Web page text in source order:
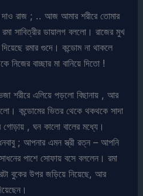
দাও রাজ ; .. আজ আমার শরীরে তোমার
সাবিত্রীর ডায়ালগ বললো। রাজের মুখ
রমার গুদে। কন্ডোম না থাকলে
বাচ্ছার মা বানিয়ে দিতো !
শরীরে এলিয়ে পড়লো বিছানায় , আর
কন্ডোমের ভিতর থেকে থকথকে সাদা
গোড়ায় , ঘন কালো বালের মধ্যে।
; আপনার এমন স্ত্রী রত্ন – আপনি
পাশে সোফায় বসে বললেন। রমা
বুকের উপর জড়িয়ে নিয়েছে, আর